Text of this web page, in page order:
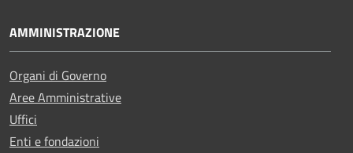
AMMINISTRAZIONE
Organi di Governo
Aree Amministrative
Uffici
Enti e fondazioni